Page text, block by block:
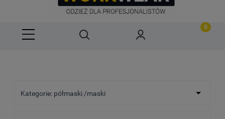
Kategorie: półmaski /maski